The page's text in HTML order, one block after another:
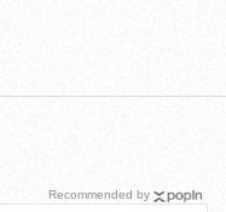
Recommended by